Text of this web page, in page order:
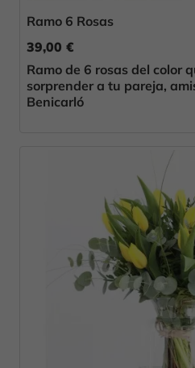
Ramo 6 Rosas
39,00 €
Ramo de 6 rosas del color
sorprender a tu pareja,
Benicarló